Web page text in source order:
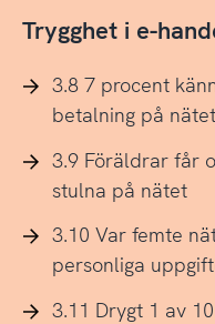
Trygghet i e-
3.8 7 procent
betalning på nätet
3.9 Föräldrar får
stulna på nätet
3.10 Var femte
personliga
3.11 Drygt 1 av